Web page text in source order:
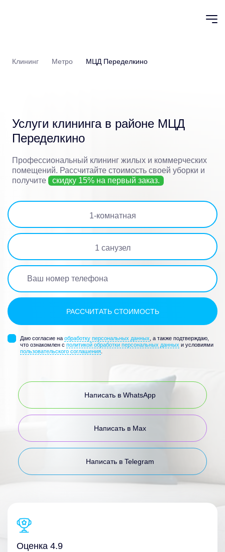
Клининг Метро МЦД Переделкино
Услуги клининга в районе МЦД
Переделкино
Профессиональный клининг жилых и коммерческих
помещений. Рассчитайте стоимость своей уборки и
получите
скидку 15% на первый заказ.
1-комнатная
1 санузел
Даю согласие на обработку персональных данных , а также подтверждаю,
что ознакомлен с политикой обработки персональных данных и условиями
пользовательского соглашения
Написать в WhatsApp
Написать в Max
Написать в Telegram
Оценка 4.9